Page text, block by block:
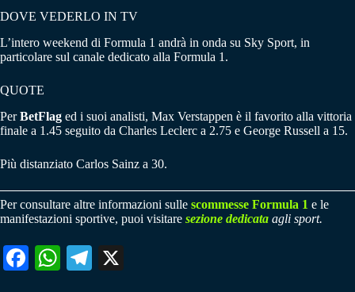
DOVE VEDERLO IN TV
L’intero weekend di Formula 1 andrà in onda su Sky Sport, in
particolare sul canale dedicato alla Formula 1.
QUOTE
PerBetFlag ed i suoi analisti, Max Verstappen è il favorito alla vittoria
finale a 1.45 seguito da Charles Leclerc a 2.75 e George Russell a 15.
Più distanziato Carlos Sainz a 30.
Per consultare altre informazioni sulle scommesse Formula 1 e le
manifestazioni sportive, puoi visitare sezione dedicata agli sport.
Fa W
Te